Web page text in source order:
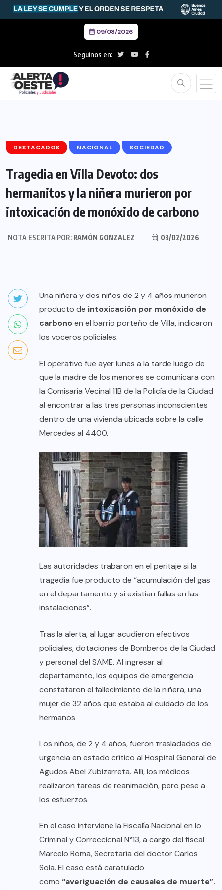
09/08/2026
Seguinos en:
DESTACADOS NACIONAL SOCIEDAD
Tragedia en Villa Devoto: dos
hermanitos y la niñera murieron por
intoxicación de monóxido de carbono
NOTA ESCRITA POR: RAMÓN GONZALEZ 03/02/2026
Una niñera y dos niños de 2 y 4 años murieron
producto de intoxicación por monóxido de
carbonoen el barrio porteño de Villa, indicaron
los voceros policiales.
El operativo fue ayer lunes a la tarde luego de
que la madre de los menores se comunicara con
la Comisaría Vecinal 11B de la Policía de la Ciudad
al encontrar a las tres personas inconscientes
dentro de una vivienda ubicada sobre la calle
Mercedes al 4400.
Las autoridades trabaron en el peritaje si la
tragedia fue producto de “acumulación del gas
en el departamento y si existían fallas en las
instalaciones”.
Tras la alerta, al lugar acudieron efectivos
policiales, dotaciones de Bomberos de la Ciudad
y personal del SAME. Al ingresar al
departamento, los equipos de emergencia
constataron el fallecimiento de la niñera, una
mujer de 32 años que estaba al cuidado de los
hermanos
Los niños, de 2 y 4 años, fueron trasladados de
urgencia en estado crítico al Hospital General de
Agudos Abel Zubizarreta. Allí, los médicos
realizaron tareas de reanimación, pero pese a
los esfuerzos.
En el caso interviene la Fiscalía Nacional en lo
Criminal y Correccional N°13, a cargo del fiscal
Marcelo Roma, Secretaría del doctor Carlos
Sola. El caso está caratulado
como “averiguación de causales de muerte”.